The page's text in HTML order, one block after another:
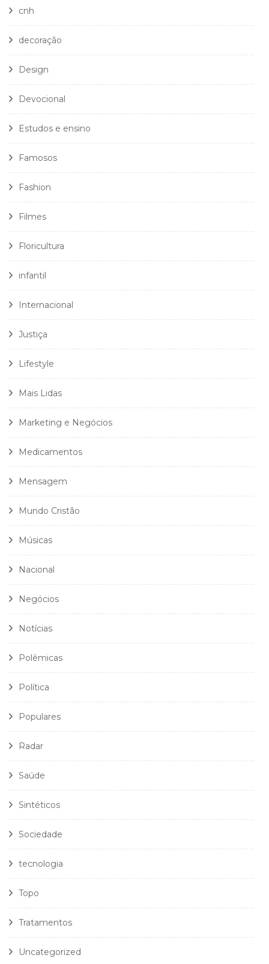
cnh
decoração
Design
Devocional
Estudos e ensino
Famosos
Fashion
Filmes
Floricultura
infantil
Internacional
Justiça
Lifestyle
Mais Lidas
Marketing e Negócios
Medicamentos
Mensagem
Mundo Cristão
Músicas
Nacional
Negócios
Notícias
Polêmicas
Política
Populares
Radar
Saúde
Sintéticos
Sociedade
tecnologia
Topo
Tratamentos
Uncategorized